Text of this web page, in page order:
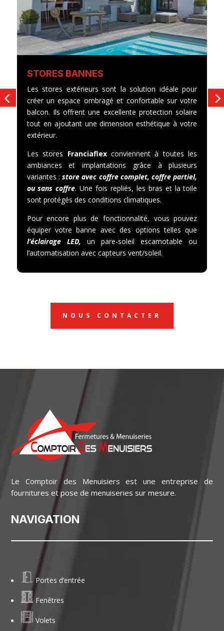
STORES BANNES
Les stores extérieurs sont la solution idéale pour
créer un espace ombragé et confortable sur votre
balcon. Ils offrent une excellente protection solaire
tout en ajoutant une dimension esthétique à votre
extérieur.
Les stores Franciaflexconviennent à toutes les
ambiances et implantations grâce à plusieurs
variantes :store avec coffre complet, coffre partiel,
ou sans coffre. Une fois repliés, les bras et la toile
sont protégés des conditions climatiques.
Pour encore plus de fonctionnalité, vous pouvez
équiper votre banne avec des options telles que
l’éclairage LED, un pare-soleil escamotable ou
l’automatisation avec capteurs vent/soleil.
NOUS CONTACTER
Le Comptoir des Menuisiers est une entreprise de
fournitures et pose de menuiseries sur mesure.
NAVIGATION
Portes d’entrée
Fenêtres
Volets